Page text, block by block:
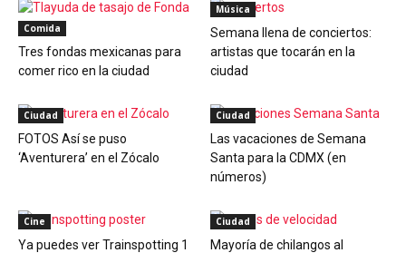
Comida
Tres fondas mexicanas para
comer rico en la ciudad
Música
Semana llena de conciertos:
artistas que tocarán en la
ciudad
Ciudad
FOTOS Así se puso
‘Aventurera’ en el Zócalo
Ciudad
Las vacaciones de Semana
Santa para la CDMX (en
números)
Cine
Ya puedes ver Trainspotting 1
Ciudad
Mayoría de chilangos al